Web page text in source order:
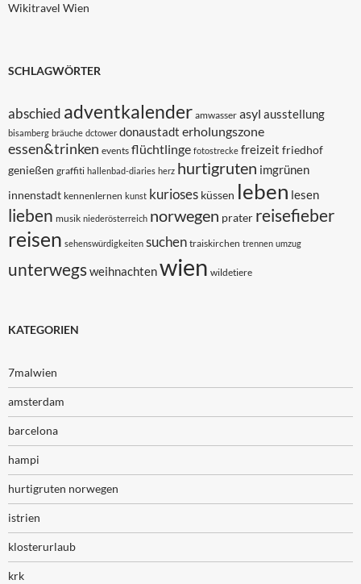
Wikitravel Wien
SCHLAGWÖRTER
abschied adventkalender amwasser asyl ausstellung
bisamberg bräuche dctower donaustadt erholungszone
essen&trinken events flüchtlinge fotostrecke freizeit friedhof
genießen graffiti hallenbad-diaries herz hurtigruten imgrünen
innenstadt kennenlernen kunst kurioses küssen leben lesen
lieben musik niederösterreich norwegen prater reisefieber
reisen sehenswürdigkeiten suchen traiskirchen trennen umzug
unterwegsweihnachtenwien wildetiere
KATEGORIEN
7malwien
amsterdam
barcelona
hampi
hurtigruten norwegen
istrien
klosterurlaub
krk